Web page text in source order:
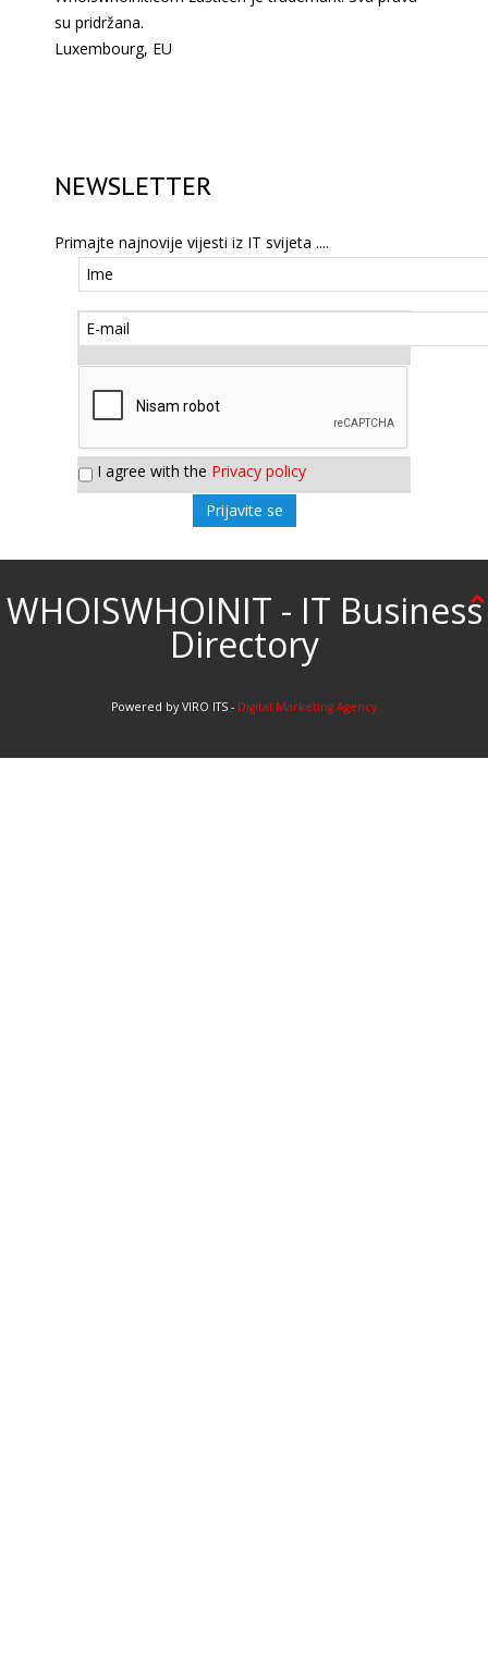
su pridržana.
Luxembourg, EU
NEWSLETTER
Primajte najnovije vijesti iz IT svijeta ....
I agree with the Privacy policy
WHOISWHOINIT - IT Business
Directory
Powered by VIRO ITS - Digital Marketing Agency